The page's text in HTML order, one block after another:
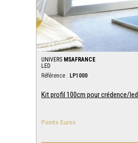
UNIVERS MSAFRANCE
LED
Référence : LP1000
Kit profil 100cm pour crédence/led
Points Euros
: